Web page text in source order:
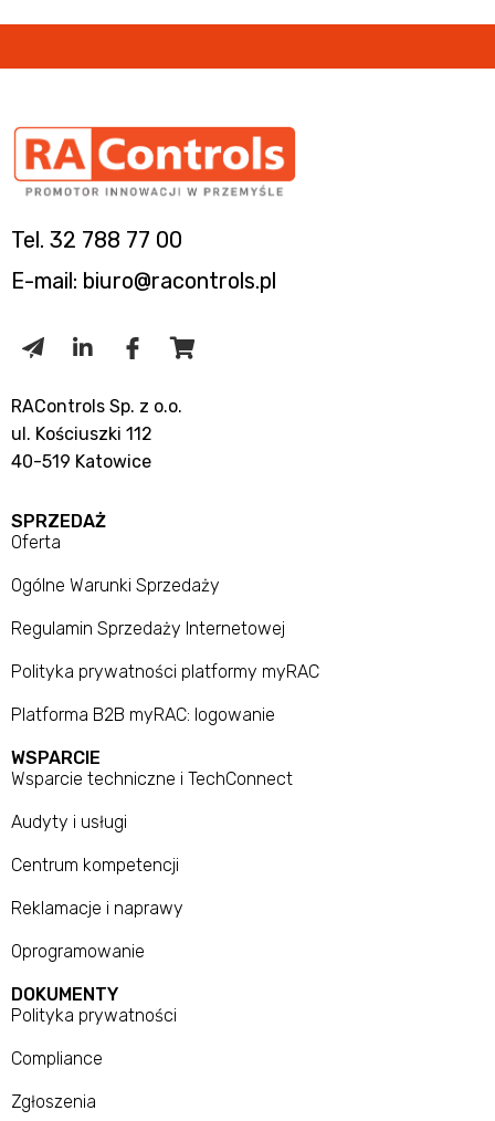
Tel. 32 788 77 00
E-mail: biuro@racontrols.pl
RAControls Sp. z o.o.
ul. Kościuszki 112
40-519 Katowice
SPRZEDAŻ
Oferta
Ogólne Warunki Sprzedaży
Regulamin Sprzedaży Internetowej
Polityka prywatności platformy myRAC
Platforma B2B myRAC: logowanie
WSPARCIE
Wsparcie techniczne i TechConnect
Audyty i usługi
Centrum kompetencji
Reklamacje i naprawy
Oprogramowanie
DOKUMENTY
Polityka prywatności
Compliance
Zgłoszenia